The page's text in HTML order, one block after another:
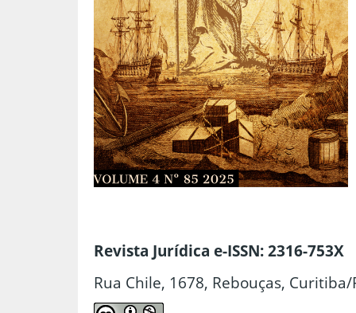
Revista Jurídica e-ISSN: 2316-753X
Rua Chile, 1678, Rebouças, Curitiba/